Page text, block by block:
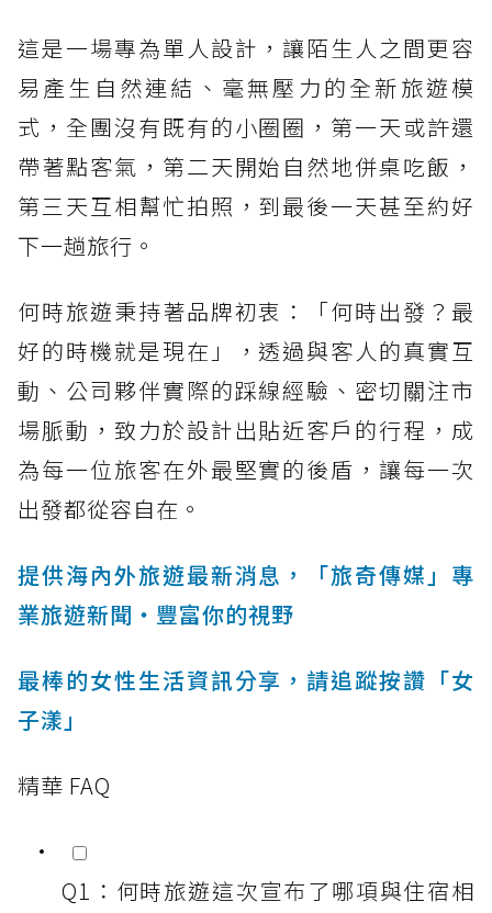
這是一場專為單人設計，讓陌生人之間更容
易產生自然連結、毫無壓力的全新旅遊模
式，全團沒有既有的小圈圈，第一天或許還
帶著點客氣，第二天開始自然地併桌吃飯，
第三天互相幫忙拍照，到最後一天甚至約好
下一趟旅行。
何時旅遊秉持著品牌初衷：「何時出發？最
好的時機就是現在」，透過與客人的真實互
動、公司夥伴實際的踩線經驗、密切關注市
場脈動，致力於設計出貼近客戶的行程，成
為每一位旅客在外最堅實的後盾，讓每一次
出發都從容自在。
提供海內外旅遊最新消息，「旅奇傳媒」專
業旅遊新聞‧豐富你的視野
最棒的女性生活資訊分享，請追蹤按讚「女
子漾」
精華 FAQ
Q1：何時旅遊這次宣布了哪項與住宿相